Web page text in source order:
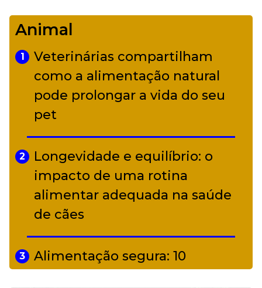
Camerata tem repertório
diverso a partir de R$ 17
Adriana Calcanhotto retoma
alter ego infantil para show em
Curitiba
Animal
1
Veterinárias compartilham
como a alimentação natural
pode prolongar a vida do seu
pet
2
Longevidade e equilíbrio: o
impacto de uma rotina
alimentar adequada na saúde
de cães
3
Alimentação segura: 10